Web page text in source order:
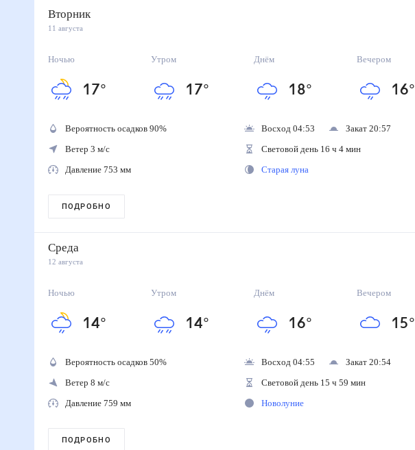
Вторник
11 августа
Ночью
17°
Утром
17°
Днём
18°
Вечером
16°
Вероятность осадков 90%
Ветер 3 м/с
Давление 753 мм
Восход 04:53
Закат 20:57
Световой день 16 ч 4 мин
Старая луна
ПОДРОБНО
Среда
12 августа
Ночью
14°
Утром
14°
Днём
16°
Вечером
15°
Вероятность осадков 50%
Ветер 8 м/с
Давление 759 мм
Восход 04:55
Закат 20:54
Световой день 15 ч 59 мин
Новолуние
ПОДРОБНО